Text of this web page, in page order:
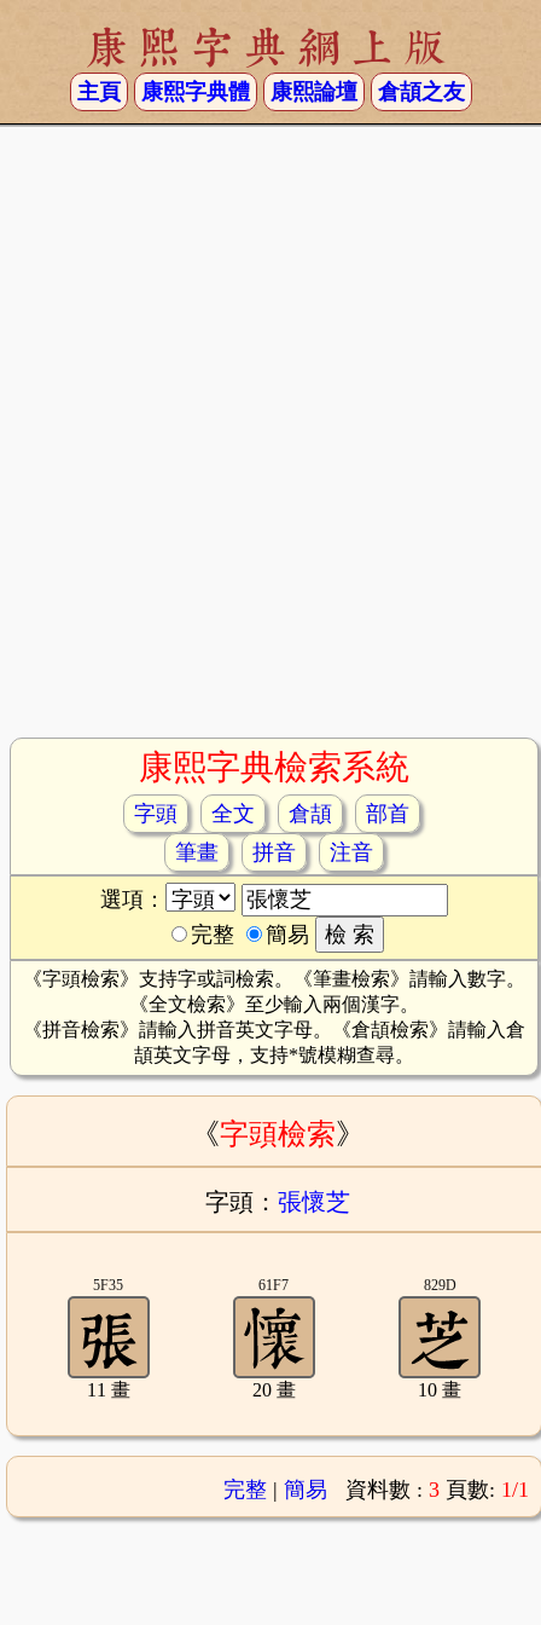
康熙字典網上版
主頁 康熙字典體 康熙論壇 倉頡之友
康熙字典檢索系統
字頭 全文 倉頡
部首
筆畫
拼音
注音
選項：
完整
簡易
《字頭檢索》支持字或詞檢索。《筆畫檢索》請輸入數字。
《全文檢索》至少輸入兩個漢字。
《拼音檢索》請輸入拼音英文字母。《倉頡檢索》請輸入倉
頡英文字母，支持*號模糊查尋。
《字頭檢索》
字頭： 張懷芝
5F35
11 畫
61F7
20 畫
829D
10 畫
完整| 簡易 資料數 : 3 頁數: 1/1